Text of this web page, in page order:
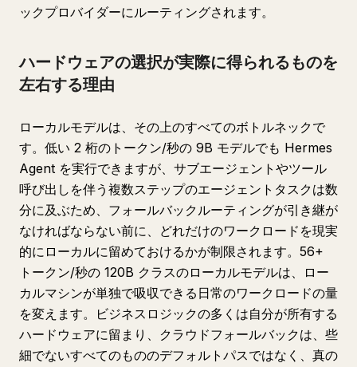
ックプロバイダーにルーティングされます。
ハードウェアの選択が実際に得られるものを
左右する理由
ローカルモデルは、その上のすべてのボトルネックで
す。低い 2 桁のトークン/秒の 9B モデルでも Hermes
Agent を実行できますが、サブエージェントやツール
呼び出しを伴う複数ステップのエージェントタスクは数
分に及ぶため、フォールバックルーティングが引き継が
なければならない前に、どれだけのワークロードを現実
的にローカルに留めておけるかが制限されます。56+
トークン/秒の 120B クラスのローカルモデルは、ロー
カルマシンが単独で吸収できる日常のワークロードの量
を変えます。ビジネスロジックの多くは自分が所有する
ハードウェアに留まり、クラウドフォールバックは、些
細でないすべてのもののデフォルトパスではなく、真の